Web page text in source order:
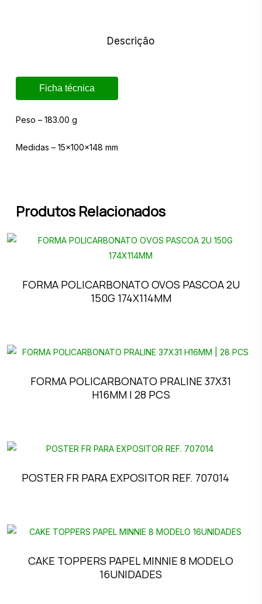
Descrição
Ficha técnica
Peso – 183.00 g
Medidas – 15x100x148 mm
Produtos Relacionados
FORMA POLICARBONATO OVOS PASCOA 2U
150G 174X114MM
FORMA POLICARBONATO PRALINE 37X31
H16MM | 28 PCS
POSTER FR PARA EXPOSITOR REF. 707014
CAKE TOPPERS PAPEL MINNIE 8 MODELO
16UNIDADES